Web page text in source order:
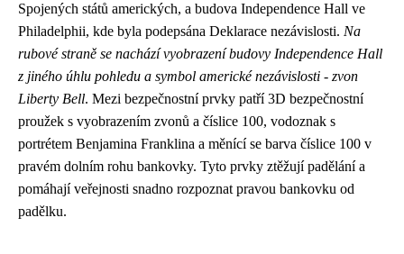
Spojených států amerických, a budova Independence Hall ve
Philadelphii, kde byla podepsána Deklarace nezávislosti. Na
rubové straně se nachází vyobrazení budovy Independence Hall
z jiného úhlu pohledu a symbol americké nezávislosti - zvon
Liberty Bell. Mezi bezpečnostní prvky patří 3D bezpečnostní
proužek s vyobrazením zvonů a číslice 100, vodoznak s
portrétem Benjamina Franklina a měnící se barva číslice 100 v
pravém dolním rohu bankovky. Tyto prvky ztěžují padělání a
pomáhají veřejnosti snadno rozpoznat pravou bankovku od
padělku.